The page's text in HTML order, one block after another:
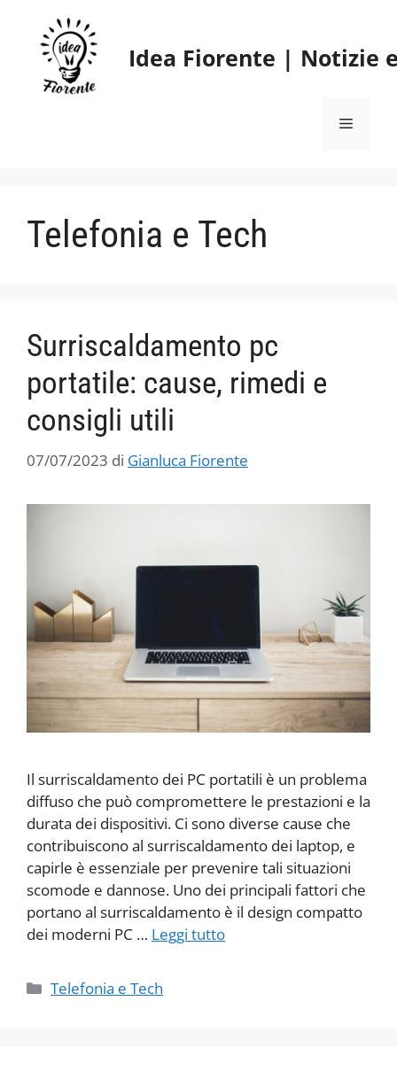
contenuto
Idea Fiorente | Notizie
Menu
Telefonia e Tech
Surriscaldamento pc
portatile: cause, rimedi e
consigli utili
07/07/2023 di Gianluca Fiorente
Il surriscaldamento dei PC portatili è un problema
diffuso che può compromettere le prestazioni e la
durata dei dispositivi. Ci sono diverse cause che
contribuiscono al surriscaldamento dei laptop, e
capirle è essenziale per prevenire tali situazioni
scomode e dannose. Uno dei principali fattori che
portano al surriscaldamento è il design compatto
dei moderni PC … Leggi tutto
Categorie
Telefonia e Tech